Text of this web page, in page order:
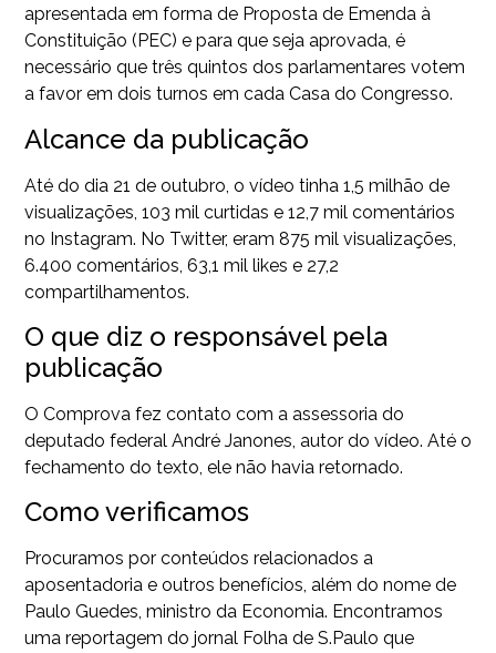
apresentada em forma de Proposta de Emenda à
Constituição (PEC) e para que seja aprovada, é
necessário que três quintos dos parlamentares votem
a favor em dois turnos em cada Casa do Congresso.
Alcance da publicação
Até do dia 21 de outubro, o vídeo tinha 1,5 milhão de
visualizações, 103 mil curtidas e 12,7 mil comentários
no Instagram. No Twitter, eram 875 mil visualizações,
6.400 comentários, 63,1 mil likes e 27,2
compartilhamentos.
O que diz o responsável pela
publicação
O Comprova fez contato com a assessoria do
deputado federal André Janones, autor do vídeo. Até o
fechamento do texto, ele não havia retornado.
Como verificamos
Procuramos por conteúdos relacionados a
aposentadoria e outros benefícios, além do nome de
Paulo Guedes, ministro da Economia. Encontramos
uma reportagem do jornal Folha de S.Paulo que